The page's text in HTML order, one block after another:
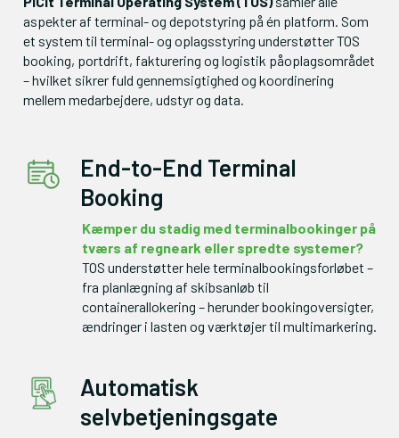
aspekter af terminal- og depotstyring på én platform. Som
et system til terminal- og oplagsstyring understøtter TOS
booking, portdrift, fakturering og logistik påoplagsområdet
– hvilket sikrer fuld gennemsigtighed og koordinering
mellem medarbejdere, udstyr og data.
End-to-End Terminal
Booking
Kæmper du stadig med terminalbookinger på
TOS understøtter hele terminalbookingsforløbet –
fra planlægning af skibsanløb til
containerallokering – herunder bookingoversigter,
ændringer i lasten og værktøjer til multimarkering.
Automatisk
selvbetjeningsgate